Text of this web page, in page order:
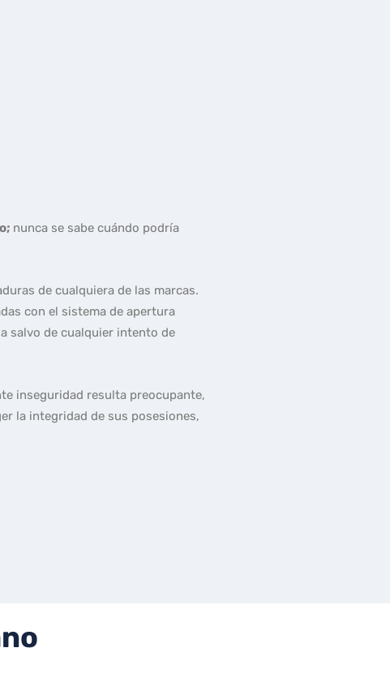
nunca se sabe cuándo podría
de cualquiera de las marcas.
con el sistema de apertura
salvo de cualquier intento de
inseguridad resulta preocupante,
la integridad de sus posesiones,